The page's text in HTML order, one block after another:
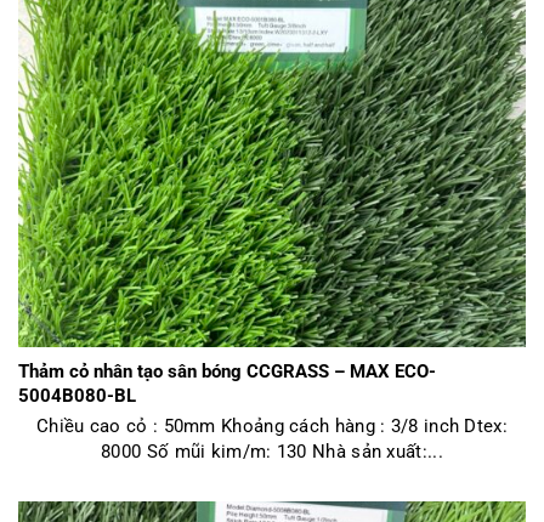
Thảm cỏ nhân tạo sân bóng CCGRASS – MAX ECO-
5004B080-BL
Chiều cao cỏ : 50mm Khoảng cách hàng : 3/8 inch Dtex:
8000 Số mũi kim/m: 130 Nhà sản xuất:...